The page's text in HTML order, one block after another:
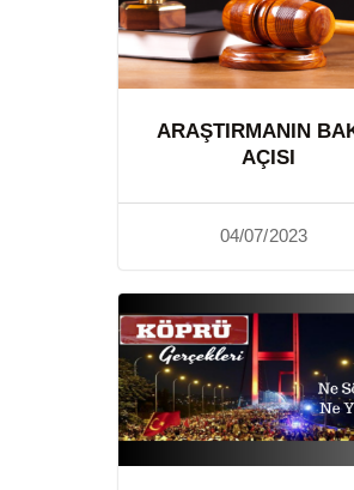
ARAŞTIRMANIN
AÇISI
04/07/2023